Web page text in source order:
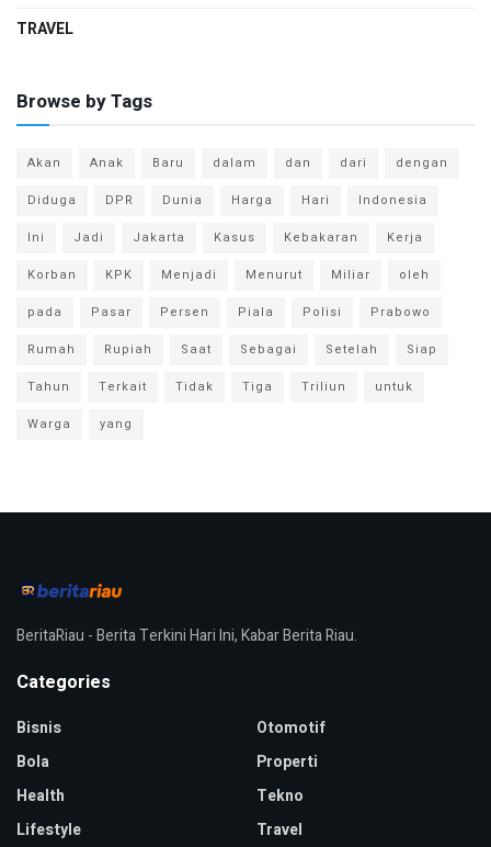
TRAVEL
Browse by Tags
Akan Anak Baru dalam dan dari
dengan
Diduga
DPR Dunia Harga Hari
Indonesia
Ini
Jadi Jakarta Kasus Kebakaran
Kerja
Korban
KPK Menjadi Menurut Miliar
oleh
pada
Pasar Persen Piala Polisi
Prabowo
Rumah
Rupiah Saat Sebagai Setelah
Siap
Tahun
Terkait Tidak Tiga Triliun
untuk
Warga
yang
BeritaRiau - Berita Terkini Hari Ini, Kabar Berita Riau.
Categories
Bisnis
Bola
Health
Lifestyle
Otomotif
Properti
Tekno
Travel